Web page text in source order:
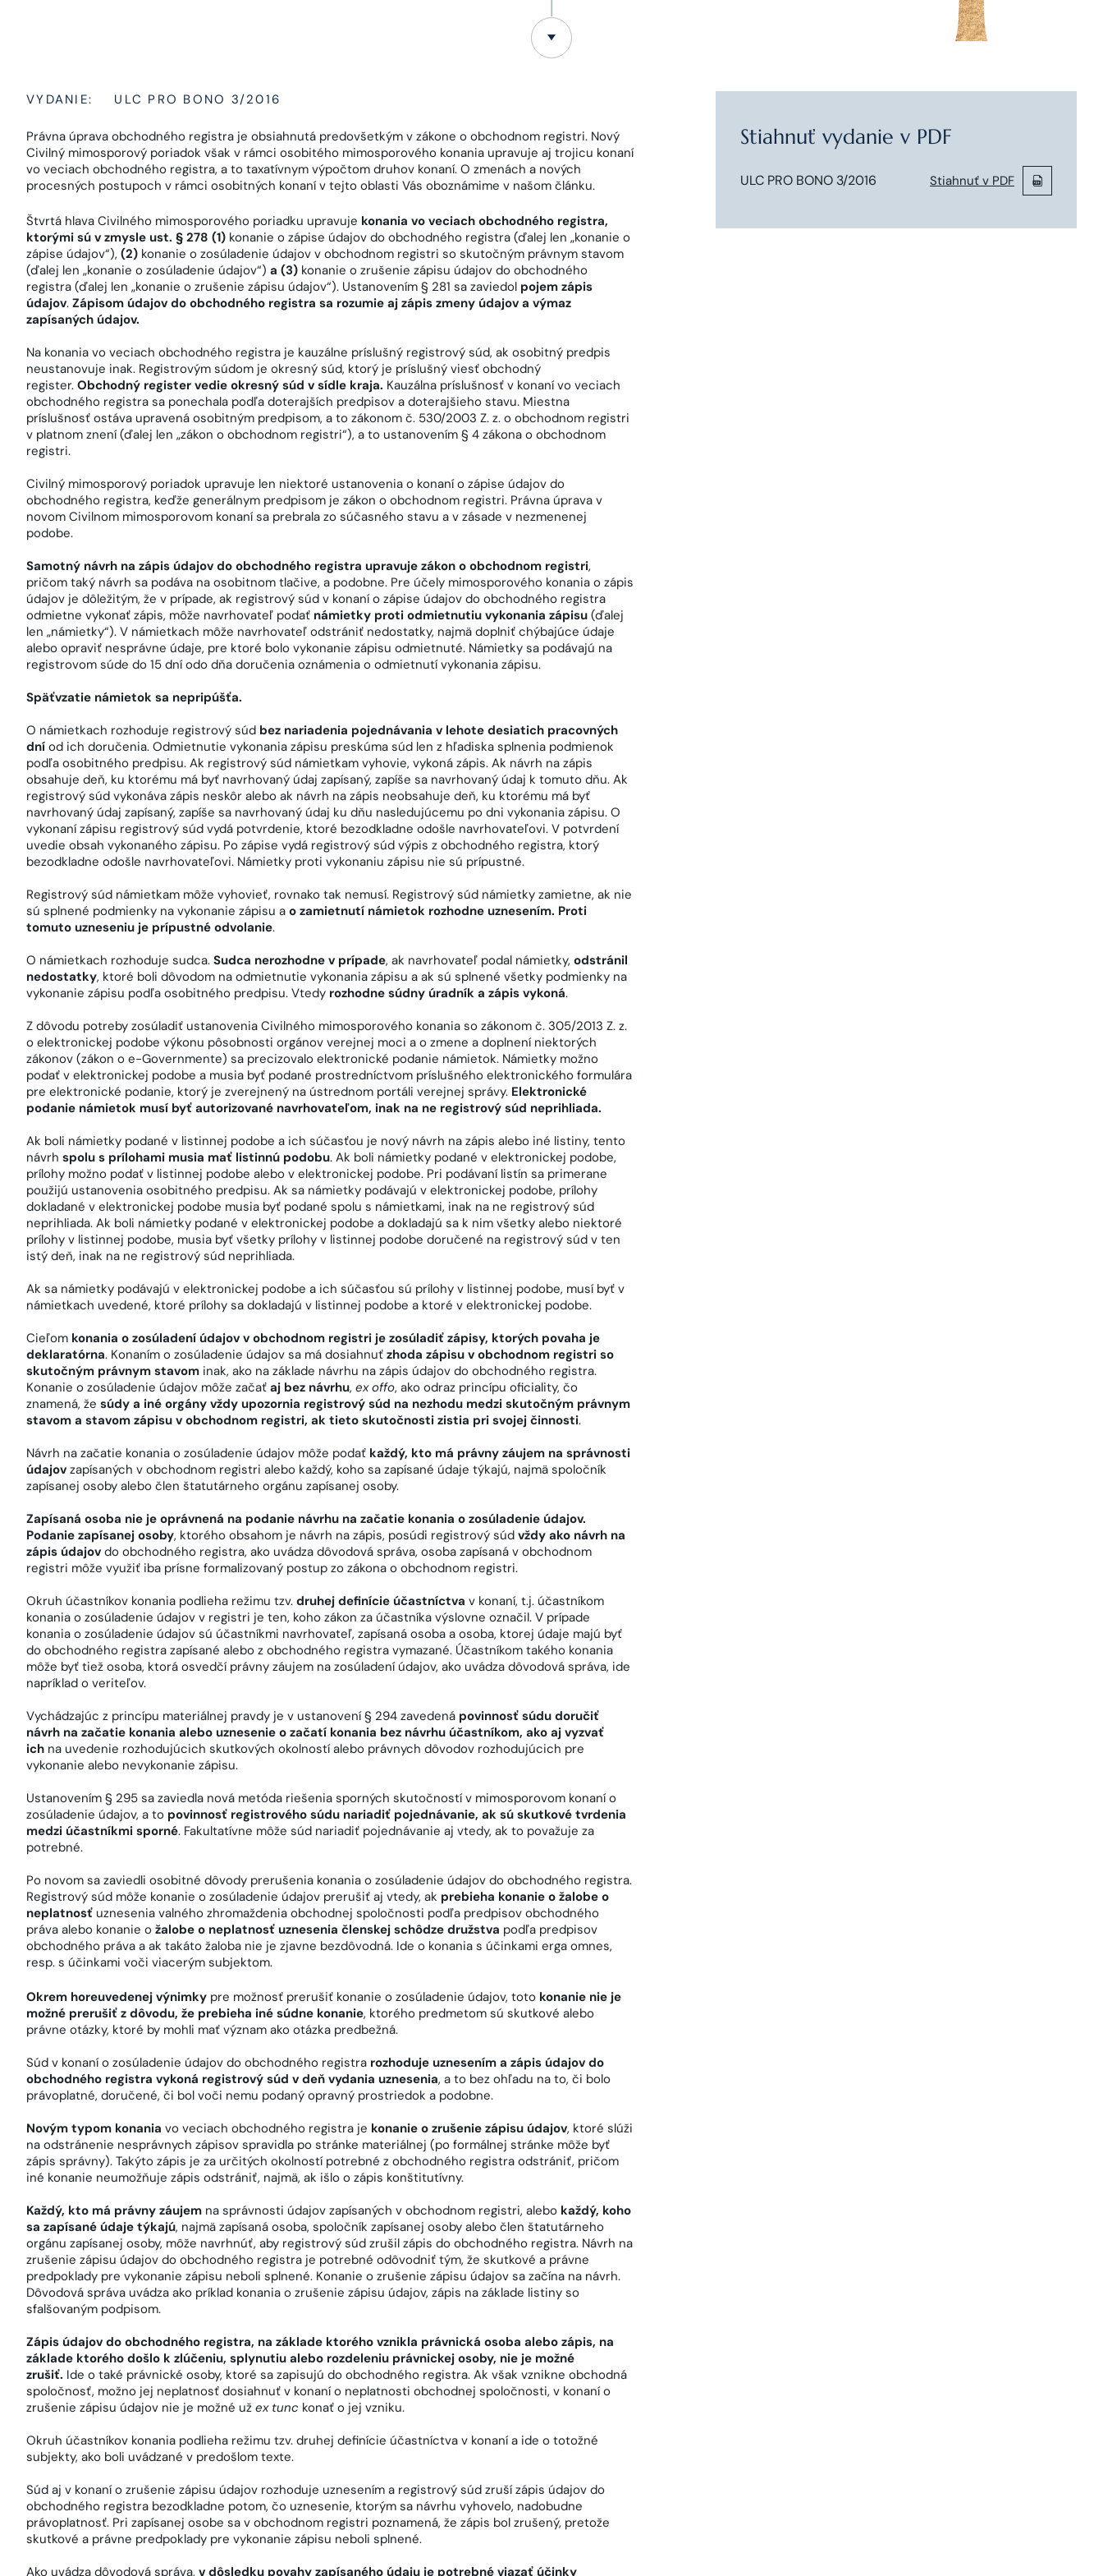
VYDANIE: ULC PRO BONO 3/2016
Právna úprava obchodného registra je obsiahnutá predovšetkým v zákone o obchodnom registri. Nový
Civilný mimosporový poriadok však v rámci osobitého mimosporového konania upravuje aj trojicu konaní
vo veciach obchodného registra, a to taxatívnym výpočtom druhov konaní. O zmenách a nových
procesných postupoch v rámci osobitných konaní v tejto oblasti Vás oboznámime v našom článku.
Štvrtá hlava Civilného mimosporového poriadku upravuje konania vo veciach obchodného registra,
ktorými sú v zmysle ust. § 278 (1) konanie o zápise údajov do obchodného registra (ďalej len „konanie o
zápise údajov“), (2) konanie o zosúladenie údajov v obchodnom registri so skutočným právnym stavom
(ďalej len „konanie o zosúladenie údajov“) a (3) konanie o zrušenie zápisu údajov do obchodného
registra (ďalej len „konanie o zrušenie zápisu údajov“). Ustanovením § 281 sa zaviedol pojem zápis
údajov. Zápisom údajov do obchodného registra sa rozumie aj zápis zmeny údajov a výmaz
zapísaných údajov.
Na konania vo veciach obchodného registra je kauzálne príslušný registrový súd, ak osobitný predpis
neustanovuje inak. Registrovým súdom je okresný súd, ktorý je príslušný viesť obchodný
register. Obchodný register vedie okresný súd v sídle kraja. Kauzálna príslušnosť v konaní vo veciach
obchodného registra sa ponechala podľa doterajších predpisov a doterajšieho stavu. Miestna
príslušnosť ostáva upravená osobitným predpisom, a to zákonom č. 530/2003 Z. z. o obchodnom registri
v platnom znení (ďalej len „zákon o obchodnom registri“), a to ustanovením § 4 zákona o obchodnom
registri.
Civilný mimosporový poriadok upravuje len niektoré ustanovenia o konaní o zápise údajov do
obchodného registra, keďže generálnym predpisom je zákon o obchodnom registri. Právna úprava v
novom Civilnom mimosporovom konaní sa prebrala zo súčasného stavu a v zásade v nezmenenej
podobe.
Samotný návrh na zápis údajov do obchodného registra upravuje zákon o obchodnom registri,
pričom taký návrh sa podáva na osobitnom tlačive, a podobne. Pre účely mimosporového konania o zápis
údajov je dôležitým, že v prípade, ak registrový súd v konaní o zápise údajov do obchodného registra
odmietne vykonať zápis, môže navrhovateľ podať námietky proti odmietnutiu vykonania zápisu (ďalej
len „námietky“). V námietkach môže navrhovateľ odstrániť nedostatky, najmä doplniť chýbajúce údaje
alebo opraviť nesprávne údaje, pre ktoré bolo vykonanie zápisu odmietnuté. Námietky sa podávajú na
registrovom súde do 15 dní odo dňa doručenia oznámenia o odmietnutí vykonania zápisu.
Späťvzatie námietok sa nepripúšťa.
O námietkach rozhoduje registrový súd bez nariadenia pojednávania v lehote desiatich pracovných
dní od ich doručenia. Odmietnutie vykonania zápisu preskúma súd len z hľadiska splnenia podmienok
podľa osobitného predpisu. Ak registrový súd námietkam vyhovie, vykoná zápis. Ak návrh na zápis
obsahuje deň, ku ktorému má byť navrhovaný údaj zapísaný, zapíše sa navrhovaný údaj k tomuto dňu. Ak
registrový súd vykonáva zápis neskôr alebo ak návrh na zápis neobsahuje deň, ku ktorému má byť
navrhovaný údaj zapísaný, zapíše sa navrhovaný údaj ku dňu nasledujúcemu po dni vykonania zápisu. O
vykonaní zápisu registrový súd vydá potvrdenie, ktoré bezodkladne odošle navrhovateľovi. V potvrdení
uvedie obsah vykonaného zápisu. Po zápise vydá registrový súd výpis z obchodného registra, ktorý
bezodkladne odošle navrhovateľovi. Námietky proti vykonaniu zápisu nie sú prípustné.
Registrový súd námietkam môže vyhovieť, rovnako tak nemusí. Registrový súd námietky zamietne, ak nie
sú splnené podmienky na vykonanie zápisu a o zamietnutí námietok rozhodne uznesením. Proti
tomuto uzneseniu je prípustné odvolanie.
O námietkach rozhoduje sudca. Sudca nerozhodne v prípade, ak navrhovateľ podal námietky, odstránil
nedostatky, ktoré boli dôvodom na odmietnutie vykonania zápisu a ak sú splnené všetky podmienky na
vykonanie zápisu podľa osobitného predpisu. Vtedy rozhodne súdny úradník a zápis vykoná.
Z dôvodu potreby zosúladiť ustanovenia Civilného mimosporového konania so zákonom č. 305/2013 Z. z.
o elektronickej podobe výkonu pôsobnosti orgánov verejnej moci a o zmene a doplnení niektorých
zákonov (zákon o e-Governmente) sa precizovalo elektronické podanie námietok. Námietky možno
podať v elektronickej podobe a musia byť podané prostredníctvom príslušného elektronického formulára
pre elektronické podanie, ktorý je zverejnený na ústrednom portáli verejnej správy. Elektronické
podanie námietok musí byť autorizované navrhovateľom, inak na ne registrový súd neprihliada.
Ak boli námietky podané v listinnej podobe a ich súčasťou je nový návrh na zápis alebo iné listiny, tento
návrh spolu s prílohami musia mať listinnú podobu. Ak boli námietky podané v elektronickej podobe,
prílohy možno podať v listinnej podobe alebo v elektronickej podobe. Pri podávaní listín sa primerane
použijú ustanovenia osobitného predpisu. Ak sa námietky podávajú v elektronickej podobe, prílohy
dokladané v elektronickej podobe musia byť podané spolu s námietkami, inak na ne registrový súd
neprihliada. Ak boli námietky podané v elektronickej podobe a dokladajú sa k nim všetky alebo niektoré
prílohy v listinnej podobe, musia byť všetky prílohy v listinnej podobe doručené na registrový súd v ten
istý deň, inak na ne registrový súd neprihliada.
Ak sa námietky podávajú v elektronickej podobe a ich súčasťou sú prílohy v listinnej podobe, musí byť v
námietkach uvedené, ktoré prílohy sa dokladajú v listinnej podobe a ktoré v elektronickej podobe.
Cieľom konania o zosúladení údajov v obchodnom registri je zosúladiť zápisy, ktorých povaha je
deklaratórna. Konaním o zosúladenie údajov sa má dosiahnuť zhoda zápisu v obchodnom registri so
skutočným právnym stavom inak, ako na základe návrhu na zápis údajov do obchodného registra.
Konanie o zosúladenie údajov môže začať aj bez návrhu, ex offo, ako odraz princípu oficiality, čo
znamená, že súdy a iné orgány vždy upozornia registrový súd na nezhodu medzi skutočným právnym
stavom a stavom zápisu v obchodnom registri, ak tieto skutočnosti zistia pri svojej činnosti.
Návrh na začatie konania o zosúladenie údajov môže podať každý, kto má právny záujem na správnosti
údajov zapísaných v obchodnom registri alebo každý, koho sa zapísané údaje týkajú, najmä spoločník
zapísanej osoby alebo člen štatutárneho orgánu zapísanej osoby.
Zapísaná osoba nie je oprávnená na podanie návrhu na začatie konania o zosúladenie údajov.
Podanie zapísanej osoby, ktorého obsahom je návrh na zápis, posúdi registrový súd vždy ako návrh na
zápis údajov do obchodného registra, ako uvádza dôvodová správa, osoba zapísaná v obchodnom
registri môže využiť iba prísne formalizovaný postup zo zákona o obchodnom registri.
Okruh účastníkov konania podlieha režimu tzv. druhej definície účastníctva v konaní, t.j. účastníkom
konania o zosúladenie údajov v registri je ten, koho zákon za účastníka výslovne označil. V prípade
konania o zosúladenie údajov sú účastníkmi navrhovateľ, zapísaná osoba a osoba, ktorej údaje majú byť
do obchodného registra zapísané alebo z obchodného registra vymazané. Účastníkom takého konania
môže byť tiež osoba, ktorá osvedčí právny záujem na zosúladení údajov, ako uvádza dôvodová správa, ide
napríklad o veriteľov.
Vychádzajúc z princípu materiálnej pravdy je v ustanovení § 294 zavedená povinnosť súdu doručiť
návrh na začatie konania alebo uznesenie o začatí konania bez návrhu účastníkom, ako aj vyzvať
ich na uvedenie rozhodujúcich skutkových okolností alebo právnych dôvodov rozhodujúcich pre
vykonanie alebo nevykonanie zápisu.
Ustanovením § 295 sa zaviedla nová metóda riešenia sporných skutočností v mimosporovom konaní o
zosúladenie údajov, a to povinnosť registrového súdu nariadiť pojednávanie, ak sú skutkové tvrdenia
medzi účastníkmi sporné. Fakultatívne môže súd nariadiť pojednávanie aj vtedy, ak to považuje za
potrebné.
Po novom sa zaviedli osobitné dôvody prerušenia konania o zosúladenie údajov do obchodného registra.
Registrový súd môže konanie o zosúladenie údajov prerušiť aj vtedy, ak prebieha konanie o žalobe o
neplatnosť uznesenia valného zhromaždenia obchodnej spoločnosti podľa predpisov obchodného
práva alebo konanie o žalobe o neplatnosť uznesenia členskej schôdze družstva podľa predpisov
obchodného práva a ak takáto žaloba nie je zjavne bezdôvodná. Ide o konania s účinkami erga omnes,
resp. s účinkami voči viacerým subjektom.
Okrem horeuvedenej výnimky pre možnosť prerušiť konanie o zosúladenie údajov, toto konanie nie je
možné prerušiť z dôvodu, že prebieha iné súdne konanie, ktorého predmetom sú skutkové alebo
právne otázky, ktoré by mohli mať význam ako otázka predbežná.
Súd v konaní o zosúladenie údajov do obchodného registra rozhoduje uznesením a zápis údajov do
obchodného registra vykoná registrový súd v deň vydania uznesenia, a to bez ohľadu na to, či bolo
právoplatné, doručené, či bol voči nemu podaný opravný prostriedok a podobne.
Novým typom konania vo veciach obchodného registra je konanie o zrušenie zápisu údajov, ktoré slúži
na odstránenie nesprávnych zápisov spravidla po stránke materiálnej (po formálnej stránke môže byť
zápis správny). Takýto zápis je za určitých okolností potrebné z obchodného registra odstrániť, pričom
iné konanie neumožňuje zápis odstrániť, najmä, ak išlo o zápis konštitutívny.
Každý, kto má právny záujem na správnosti údajov zapísaných v obchodnom registri, alebo každý, koho
sa zapísané údaje týkajú, najmä zapísaná osoba, spoločník zapísanej osoby alebo člen štatutárneho
orgánu zapísanej osoby, môže navrhnúť, aby registrový súd zrušil zápis do obchodného registra. Návrh na
zrušenie zápisu údajov do obchodného registra je potrebné odôvodniť tým, že skutkové a právne
predpoklady pre vykonanie zápisu neboli splnené. Konanie o zrušenie zápisu údajov sa začína na návrh.
Dôvodová správa uvádza ako príklad konania o zrušenie zápisu údajov, zápis na základe listiny so
sfalšovaným podpisom.
Zápis údajov do obchodného registra, na základe ktorého vznikla právnická osoba alebo zápis, na
základe ktorého došlo k zlúčeniu, splynutiu alebo rozdeleniu právnickej osoby, nie je možné
zrušiť. Ide o také právnické osoby, ktoré sa zapisujú do obchodného registra. Ak však vznikne obchodná
spoločnosť, možno jej neplatnosť dosiahnuť v konaní o neplatnosti obchodnej spoločnosti, v konaní o
zrušenie zápisu údajov nie je možné už ex tunc konať o jej vzniku.
Okruh účastníkov konania podlieha režimu tzv. druhej definície účastníctva v konaní a ide o totožné
subjekty, ako boli uvádzané v predošlom texte.
Súd aj v konaní o zrušenie zápisu údajov rozhoduje uznesením a registrový súd zruší zápis údajov do
obchodného registra bezodkladne potom, čo uznesenie, ktorým sa návrhu vyhovelo, nadobudne
právoplatnosť. Pri zapísanej osobe sa v obchodnom registri poznamená, že zápis bol zrušený, pretože
skutkové a právne predpoklady pre vykonanie zápisu neboli splnené.
Ako uvádza dôvodová správa, v dôsledku povahy zapísaného údaju je potrebné viazať účinky
Stiahnuť vydanie v PDF
ULC PRO BONO 3/2016 Stiahnuť v PDF